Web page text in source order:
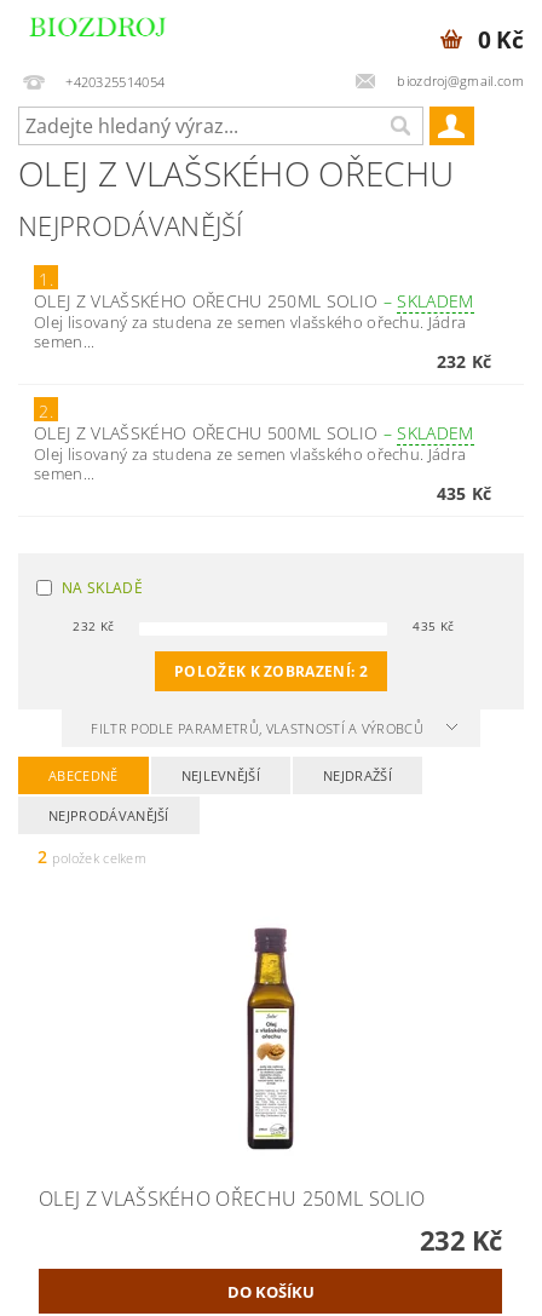
+420325514054 biozdroj@gmail.com
0 Kč
OLEJ Z VLAŠSKÉHO OŘECHU
NEJPRODÁVANĚJŠÍ
1.
OLEJ Z VLAŠSKÉHO OŘECHU 250ML SOLIO –SKLADEM
Olej lisovaný za studena ze semen vlašského ořechu. Jádra
semen...
232 Kč
2.
OLEJ Z VLAŠSKÉHO OŘECHU 500ML SOLIO –SKLADEM
Olej lisovaný za studena ze semen vlašského ořechu. Jádra
semen...
435 Kč
NA SKLADĚ
232 Kč 435 Kč
POLOŽEK K ZOBRAZENÍ: 2
FILTR PODLE PARAMETRŮ, VLASTNOSTÍ A VÝROBCŮ
ABECEDNĚ NEJLEVNĚJŠÍ NEJDRAŽŠÍ
NEJPRODÁVANĚJŠÍ
2 položek celkem
OLEJ Z VLAŠSKÉHO OŘECHU 250ML SOLIO
232 Kč